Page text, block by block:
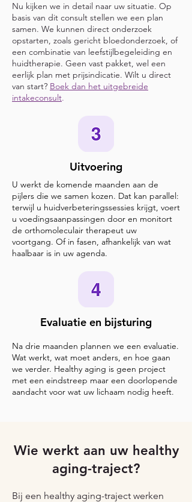
Nu kijken we in detail naar uw situatie. Op
basis van dit consult stellen we een plan
samen. We kunnen direct onderzoek
opstarten, zoals gericht bloedonderzoek, of
een combinatie van leefstijlbegeleiding en
huidtherapie. Geen vast pakket, wel een
eerlijk plan met prijsindicatie. Wilt u direct
van start? Boek dan het uitgebreide
intakeconsult.
Uitvoering
U werkt de komende maanden aan de
pijlers die we samen kozen. Dat kan parallel:
terwijl u huidverbeteringssessies krijgt, voert
u voedingsaanpassingen door en monitort
de orthomoleculair therapeut uw
voortgang. Of in fasen, afhankelijk van wat
haalbaar is in uw agenda.
Evaluatie en bijsturing
Na drie maanden plannen we een evaluatie.
Wat werkt, wat moet anders, en hoe gaan
we verder. Healthy aging is geen project
met een eindstreep maar een doorlopende
aandacht voor wat uw lichaam nodig heeft.
Wie werkt aan uw healthy
aging-traject?
Bij een healthy aging-traject werken